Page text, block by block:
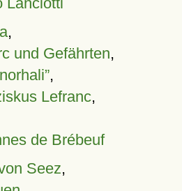
,
und Gefährten,
,
Lefranc,
de Brébeuf
Seez,